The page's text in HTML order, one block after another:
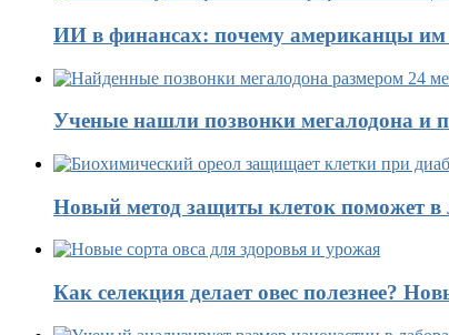
ИИ в финансах: почему американцы им
Ученые нашли позвонки мегалодона и
Новый метод защиты клеток поможет в
Как селекция делает овес полезнее?